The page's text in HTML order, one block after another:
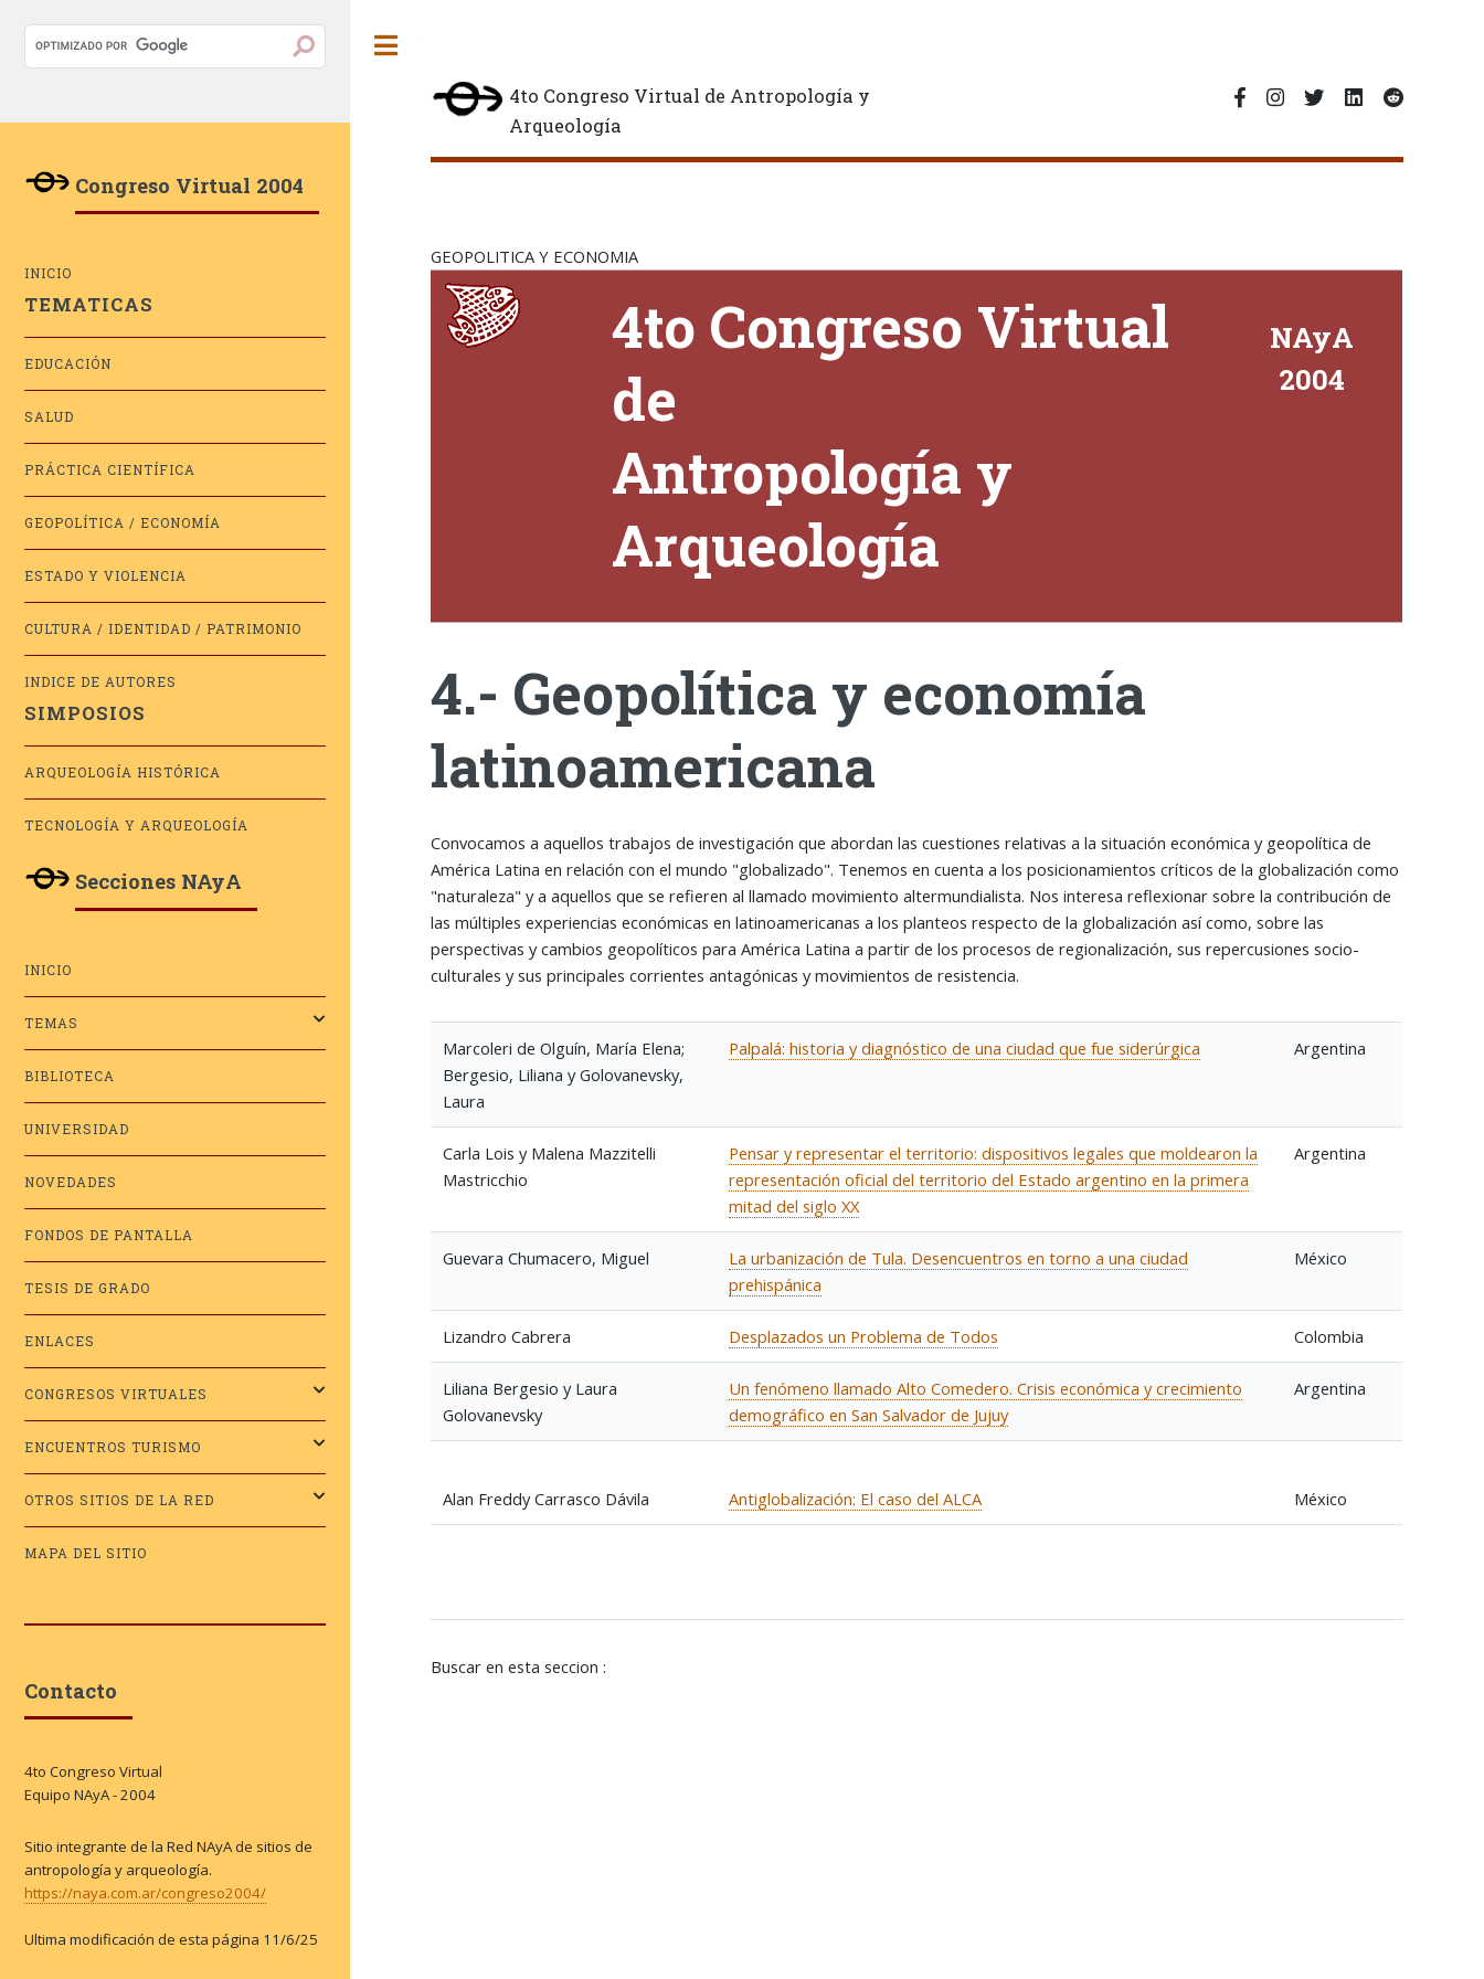
4to Congreso Virtual de Antropología y
Arqueología
GEOPOLITICA Y ECONOMIA
4to Congreso Virtual
de
Antropología y
Arqueología
NAyA
2004
4.- Geopolítica y economía
latinoamericana
Convocamos a aquellos trabajos de investigación que abordan las cuestiones relativas a la situación económica y geopolítica de
América Latina en relación con el mundo "globalizado". Tenemos en cuenta a los posicionamientos críticos de la globalización como
"naturaleza" y a aquellos que se refieren al llamado movimiento altermundialista. Nos interesa reflexionar sobre la contribución de
las múltiples experiencias económicas en latinoamericanas a los planteos respecto de la globalización así como, sobre las
perspectivas y cambios geopolíticos para América Latina a partir de los procesos de regionalización, sus repercusiones socio-
culturales y sus principales corrientes antagónicas y movimientos de resistencia.
Marcoleri de Olguín, María Elena;
Bergesio, Liliana y Golovanevsky,
Laura
Palpalá: historia y diagnóstico de una ciudad que fue siderúrgica Argentina
Carla Lois y Malena Mazzitelli
Mastricchio
Pensar y representar el territorio: dispositivos legales que moldearon la
representación oficial del territorio del Estado argentino en la primera
mitad del siglo XX
Argentina
Guevara Chumacero, Miguel
La urbanización de Tula. Desencuentros en torno a una ciudad
prehispánica
México
Lizandro Cabrera Desplazados un Problema de Todos Colombia
Liliana Bergesio y Laura
Golovanevsky
Un fenómeno llamado Alto Comedero. Crisis económica y crecimiento
demográfico en San Salvador de Jujuy
Argentina
Alan Freddy Carrasco Dávila Antiglobalización: El caso del ALCA México
Buscar en esta seccion :
Congreso Virtual 2004
INICIO
TEMATICAS
EDUCACIÓN
SALUD
PRÁCTICA CIENTÍFICA
GEOPOLÍTICA / ECONOMÍA
ESTADO Y VIOLENCIA
CULTURA / IDENTIDAD / PATRIMONIO
INDICE DE AUTORES
SIMPOSIOS
ARQUEOLOGÍA HISTÓRICA
TECNOLOGÍA Y ARQUEOLOGÍA
Secciones NAyA
INICIO
TEMAS
BIBLIOTECA
UNIVERSIDAD
NOVEDADES
FONDOS DE PANTALLA
TESIS DE GRADO
ENLACES
CONGRESOS VIRTUALES
ENCUENTROS TURISMO
OTROS SITIOS DE LA RED
MAPA DEL SITIO
Contacto
4to Congreso Virtual
Equipo NAyA - 2004
Sitio integrante de la Red NAyA de sitios de
antropología y arqueología.
https://naya.com.ar/congreso2004/
Ultima modificación de esta página 11/6/25
Toggle